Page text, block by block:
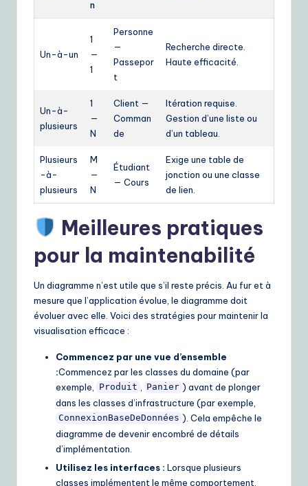
n
Un-à-un
1
—
1
Personne
—
Passepor
t
Recherche directe.
Haute efficacité.
Un-à-
plusieurs
1
—
N
Client —
Comman
de
Itération requise.
Gestion d’une liste ou
d’un tableau.
Plusieurs
-à-
plusieurs
M
—
N
Étudiant
— Cours
Exige une table de
jonction ou une classe
de lien.
Meilleures pratiques
pour la maintenabilité
Un diagramme n’est utile que s’il reste précis. Au fur et à
mesure que l’application évolue, le diagramme doit
évoluer avec elle. Voici des stratégies pour maintenir la
visualisation efficace :
Commencez par une vue d’ensemble
:Commencez par les classes du domaine (par
exemple,
Produit Panier ) avant de plonger
dans les classes d’infrastructure (par exemple,
ConnexionBaseDeDonnées ). Cela empêche le
diagramme de devenir encombré de détails
d’implémentation.
Utilisez les interfaces : Lorsque plusieurs
classes implémentent le même comportement,